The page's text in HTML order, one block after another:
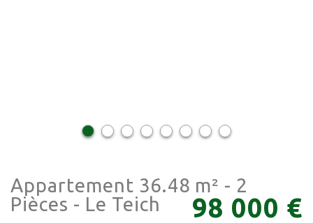
Appartement 36.48 m² - 2
Pièces - Le Teich
98 000 €